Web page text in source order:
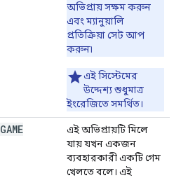
অভিপ্রায় সক্ষম করুন
এবং ম্যানুয়ালি
প্রতিক্রিয়া সেট আপ
করুন৷
এই সিস্টেমের
উদ্দেশ্য শুধুমাত্র
ইংরেজিতে সমর্থিত।
GAME
এই অভিপ্রায়টি মিলে
যায় যখন একজন
ব্যবহারকারী একটি গেম
খেলতে বলে। এই